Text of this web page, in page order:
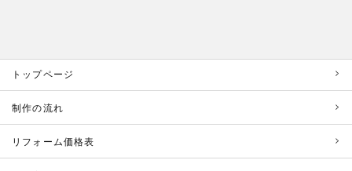
トップページ
制作の流れ
リフォーム価格表